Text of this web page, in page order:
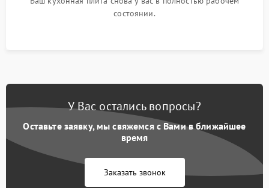
состоянии.
У Вас остались вопросы?
Оставьте заявку, мы свяжемся с Вами в ближайшее
время
Заказать звонок